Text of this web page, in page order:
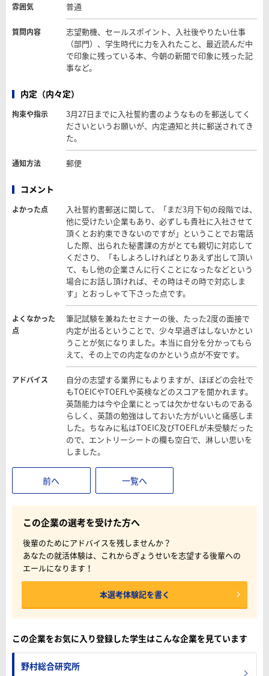
雰囲気 普通
質問内容
志望動機、セールスポイント、入社後やりたい仕事
（部門）、学生時代に力を入れたこと、最近読んだ中
で印象に残っている本、今朝の新聞で印象に残った記
事など。
内定（内々定）
拘束や指示
3月27日までに入社誓約書のようなものを郵送してく
ださいというお願いが、内定通知と共に郵送されてき
た。
通知方法 郵便
コメント
よかった点
入社誓約書郵送に関して、「まだ3月下旬の段階では、
他に受けたい企業もあり、必ずしも貴社に入社させて
頂くとお約束できないのですが」ということでお電話
した際、出られた秘書課の方がとても親切に対応して
くださり、「もしよろしければとりあえず出して頂い
て、もし他の企業さんに行くことになったなどという
場合にお話し頂ければ、その時はその時で対応しま
す」とおっしゃて下さった点です。
よくなかった
点
筆記試験を兼ねたセミナーの後、たった2度の面接で
内定が出るということで、少々早過ぎはしないかとい
うことが気になりました。本当に自分を分かってもら
えて、その上での内定なのかという点が不安です。
アドバイス
自分の志望する業界にもよりますが、ほぼどの会社で
もTOEICやTOEFLや英検などのスコアを聞かれます。
英語能力は今や企業にとっては欠かせないものである
らしく、英語の勉強はしておいた方がいいと痛感しま
した。ちなみに私はTOEIC及びTOEFLが未受験だった
ので、エントリーシートの欄も空白で、淋しい思いを
しました。
前へ 一覧へ
この企業の選考を受けた方へ
後輩のためにアドバイスを残しませんか？
あなたの就活体験は、これからぎょうせいを志望する後輩への
エールになります！
本選考体験記を書く
この企業をお気に入り登録した学生はこんな企業を見ています
野村総合研究所